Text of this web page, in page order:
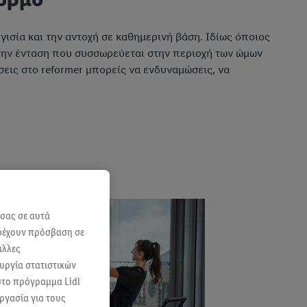
και την αντοχή σε καθημερινή βάση. Ιδίως όποιος
ένταση που συσσωρεύεται στην περιοχή των ώμων
στο reformer μπορείς να ενδυναμώσεις, να
σε αυτά
πρόσβαση σε
στατιστικών
στο πρόγραμμα Lidl
για τους